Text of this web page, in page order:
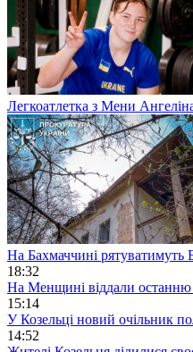
Легкоатлетка з Мени
На Бахмаччині рятуватимуть
18:32
На Менщині віддали останню
15:14
У Козельці новий очільник
14:52